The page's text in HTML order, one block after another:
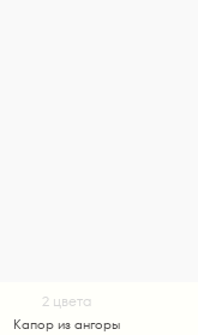
2 цвета
Капор из ангоры